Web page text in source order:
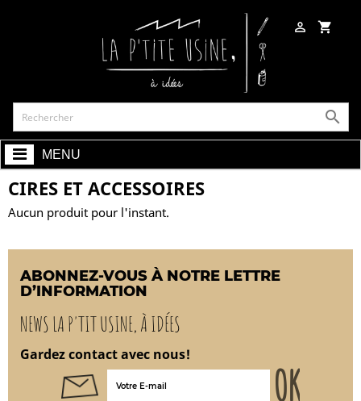
shopping_cart


MENU
CIRES ET ACCESSOIRES
Aucun produit pour l'instant.
ABONNEZ-VOUS À NOTRE LETTRE
D’INFORMATION
NEWS LA P'TIT USINE, À IDÉES
Gardez contact avec nous!